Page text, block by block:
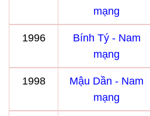
mạng
1996
Bính Tý - Nam
mạng
1998
Mậu Dần - Nam
mạng